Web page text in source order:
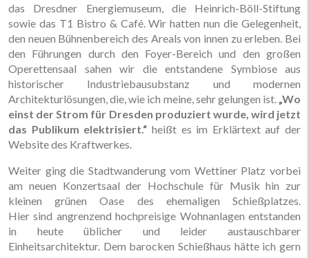
das Dresdner Energiemuseum, die Heinrich-Böll-Stiftung
sowie das T1 Bistro & Café. Wir hatten nun die Gelegenheit,
den neuen Bühnenbereich des Areals von innen zu erleben. Bei
den Führungen durch den Foyer-Bereich und den großen
Operettensaal sahen wir die entstandene Symbiose aus
historischer Industriebausubstanz und modernen
Architekturlösungen, die, wie ich meine, sehr gelungen ist.„Wo
einst der Strom für Dresden produziert wurde, wird jetzt
das Publikum elektrisiert.“ heißt es im Erklärtext auf der
Website des Kraftwerkes.
Weiter ging die Stadtwanderung vom Wettiner Platz vorbei
am neuen Konzertsaal der Hochschule für Musik hin zur
kleinen grünen Oase des ehemaligen Schießplatzes.
Hier sind angrenzend hochpreisige Wohnanlagen entstanden
in heute üblicher und leider austauschbarer
Einheitsarchitektur. Dem barocken Schießhaus hätte ich gern